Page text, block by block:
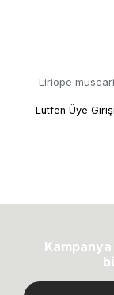
Liriope
Lütfen Üye
Kampanya